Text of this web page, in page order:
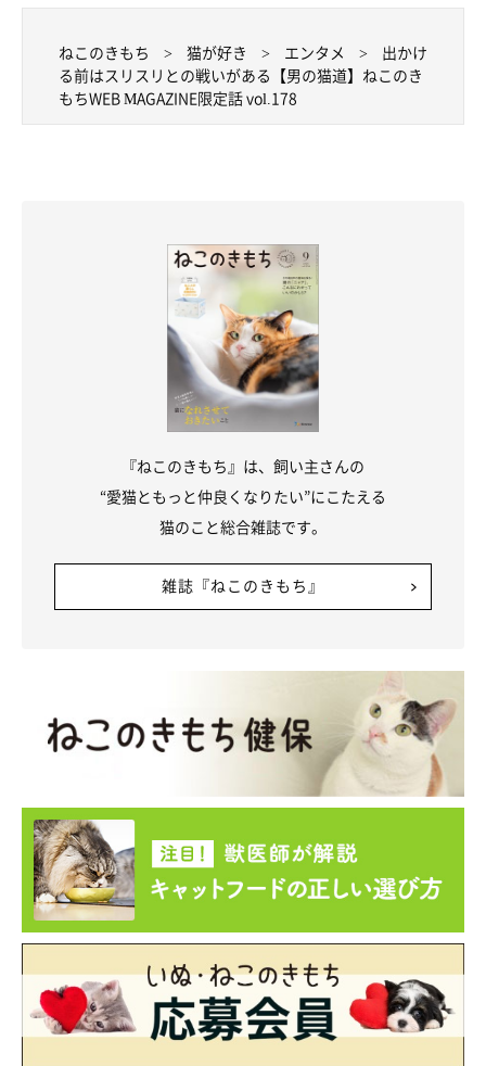
ねこのきもち 猫が好き エンタメ
出かけ
る前はスリスリとの戦いがある【男の猫道】ねこのき
もちWEB MAGAZINE限定話 vol.178
『ねこのきもち』は、飼い主さんの
“愛猫ともっと仲良くなりたい”にこたえる
猫のこと総合雑誌です。
雑誌『ねこのきもち』